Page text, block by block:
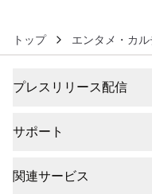
トップ エンタメ・カ
プレスリリース配信
サポート
関連サービス